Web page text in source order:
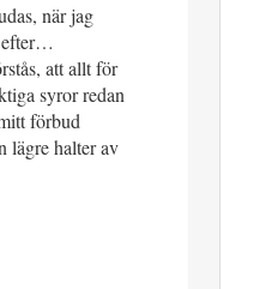
när jag
efter…
att allt för
syror redan
förbud
lägre halter av